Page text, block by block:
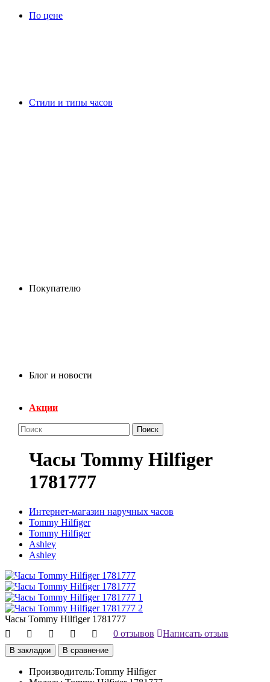
По цене
Стили и типы часов
Покупателю
Блог и новости
Акции
Поиск
Часы Tommy Hilfiger
1781777
Интернет-магазин наручных часов
Tommy Hilfiger
Tommy Hilfiger
Ashley
Ashley
Часы Tommy Hilfiger 1781777
0 отзывов
Написать отзыв
В закладки В сравнение
Производитель:Tommy Hilfiger